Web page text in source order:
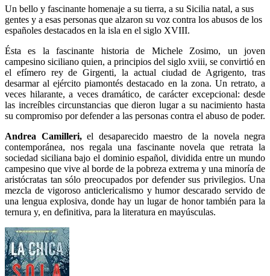
Un bello y fascinante homenaje a su tierra, a su Sicilia natal, a sus
gentes y a esas personas que alzaron su voz contra los abusos de los
españoles destacados en la isla en el siglo XVIII.
Ésta es la fascinante historia de Michele Zosimo, un joven
campesino siciliano quien, a principios del siglo xviii, se convirtió en
el efímero rey de Girgenti, la actual ciudad de Agrigento, tras
desarmar al ejército piamontés destacado en la zona. Un retrato, a
veces hilarante, a veces dramático, de carácter excepcional: desde
las increíbles circunstancias que dieron lugar a su nacimiento hasta
su compromiso por defender a las personas contra el abuso de poder.
Andrea Camilleri,el desaparecido maestro de la novela negra
contemporánea, nos regala una fascinante novela que retrata la
sociedad siciliana bajo el dominio español, dividida entre un mundo
campesino que vive al borde de la pobreza extrema y una minoría de
aristócratas tan sólo preocupados por defender sus privilegios. Una
mezcla de vigoroso anticlericalismo y humor descarado servido de
una lengua explosiva, donde hay un lugar de honor también para la
ternura y, en definitiva, para la literatura en mayúsculas.